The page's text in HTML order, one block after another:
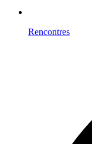
Rencontres